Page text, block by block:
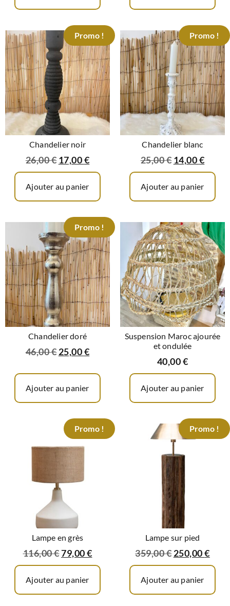
Promo !
Chandelier noir
26,00€ 17,00€
Ajouter au panier
Promo !
Chandelier blanc
25,00€ 14,00€
Ajouter au panier
Promo !
Chandelier doré
46,00€ 25,00€
Ajouter au panier
Suspension Maroc ajourée
et ondulée
40,00€
Ajouter au panier
Promo !
Lampe en grès
116,00€79,00€
Ajouter au panier
Promo !
Lampe sur pied
359,00€ 250,00€
Ajouter au panier